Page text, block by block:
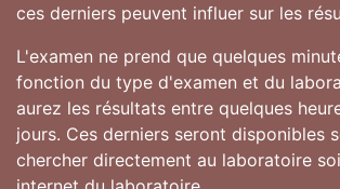
ces derniers peuvent influer sur les
L'examen ne prend que quelques
fonction du type d'examen et du
aurez les résultats entre quelques
jours. Ces derniers seront disponibles
chercher directement au laboratoire